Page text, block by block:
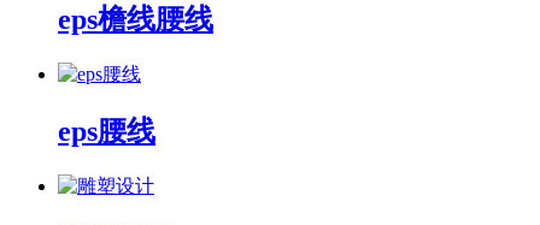
eps檐线腰线
eps腰线